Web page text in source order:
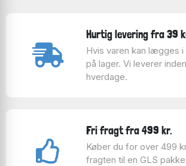
Hurtig levering fra 39
Hvis varen kan lægges i
på lager. Vi leverer
hverdage.
Fri fragt fra 499 kr.
Køber du for over 499
fragten til en GLS